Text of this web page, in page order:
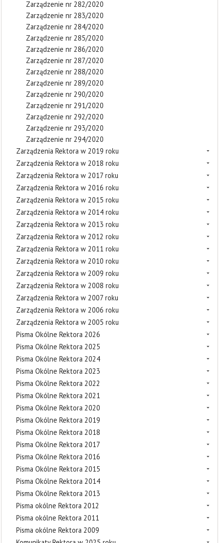
Zarządzenie nr 282/2020
Zarządzenie nr 283/2020
Zarządzenie nr 284/2020
Zarządzenie nr 285/2020
Zarządzenie nr 286/2020
Zarządzenie nr 287/2020
Zarządzenie nr 288/2020
Zarządzenie nr 289/2020
Zarządzenie nr 290/2020
Zarządzenie nr 291/2020
Zarządzenie nr 292/2020
Zarządzenie nr 293/2020
Zarządzenie nr 294/2020
Zarządzenia Rektora w 2019 roku
Zarządzenia Rektora w 2018 roku
Zarządzenia Rektora w 2017 roku
Zarządzenia Rektora w 2016 roku
Zarządzenia Rektora w 2015 roku
Zarządzenia Rektora w 2014 roku
Zarządzenia Rektora w 2013 roku
Zarządzenia Rektora w 2012 roku
Zarządzenia Rektora w 2011 roku
Zarządzenia Rektora w 2010 roku
Zarządzenia Rektora w 2009 roku
Zarządzenia Rektora w 2008 roku
Zarządzenia Rektora w 2007 roku
Zarządzenia Rektora w 2006 roku
Zarządzenia Rektora w 2005 roku
Pisma Okólne Rektora 2026
Pisma Okólne Rektora 2025
Pisma Okólne Rektora 2024
Pisma Okólne Rektora 2023
Pisma Okólne Rektora 2022
Pisma Okólne Rektora 2021
Pisma Okólne Rektora 2020
Pisma Okólne Rektora 2019
Pisma Okólne Rektora 2018
Pisma Okólne Rektora 2017
Pisma Okólne Rektora 2016
Pisma Okólne Rektora 2015
Pisma Okólne Rektora 2014
Pisma Okólne Rektora 2013
Pisma okólne Rektora 2012
Pisma okólne Rektora 2011
Pisma okólne Rektora 2009